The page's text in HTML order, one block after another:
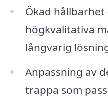
Ökad hållbarhet
högkvalitativa
långvarig
Anpassning av
trappa som